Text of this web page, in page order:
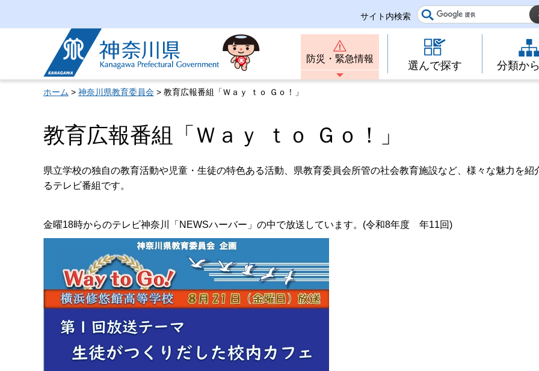
サイト内検索
神奈川県
防災・緊急情報
選んで探す 分類か
ホーム > 神奈川県教育委員会 > 教育広報番組「Ｗａｙ ｔｏ Ｇｏ！」
教育広報番組「Ｗａｙ ｔｏ Ｇｏ！」
県立学校の独自の教育活動や児童・生徒の特色ある活動、県教育委員会所管の社会教育施設など、様々な魅力を紹
るテレビ番組です。
金曜18時からのテレビ神奈川「NEWSハーバー」の中で放送しています。(令和8年度 年11回)